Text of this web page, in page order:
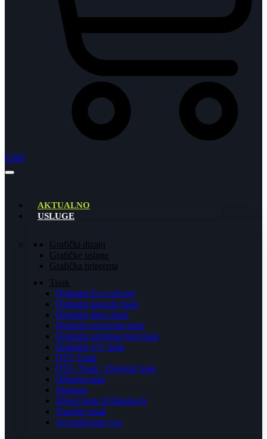
Cart
AKTUALNO
USLUGE
Grafički dizajn
Grafičke usluge
Grafička priprema
Tisak
Digitalni Eco solvent
Digitalni laserski tisak
Digitalni latex tisak
Digitalni solventni tisak
Digitalni sublimacijski tisak
Digitalni UV tisak
DTF Tisak
DTG Tisak / Direktni tisak
Offsetni tisak
Sitotisak
Slijepi tisak ili blindruck
Transfer tisak
Vez/aplicirani vez